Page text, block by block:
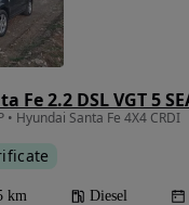
• Hyundai Santa Fe 4X4 CRDI
km Diesel